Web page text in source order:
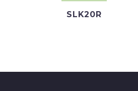
SLK20R